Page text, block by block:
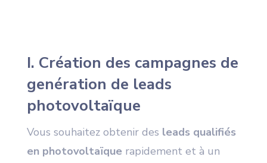
I. Création des campagnes de
genération de leads
photovoltaïque
Vous souhaitez obtenir des leads qualifiés
en photovoltaïquerapidement et à un